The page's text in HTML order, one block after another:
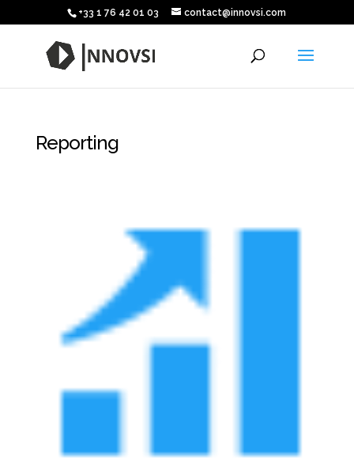
+33 1 76 42 01 03 contact@innovsi.com
Reporting